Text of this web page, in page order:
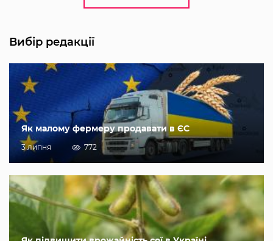
Вибір редакції
Як малому фермеру продавати в ЄС
3 липня 772